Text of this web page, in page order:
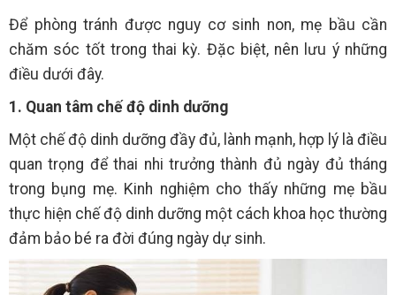
Để phòng tránh được nguy cơ sinh non, mẹ bầu cần
chăm sóc tốt trong thai kỳ. Đặc biệt, nên lưu ý những
điều dưới đây.
1. Quan tâm chế độ dinh dưỡng
Một chế độ dinh dưỡng đầy đủ, lành mạnh, hợp lý là điều
quan trọng để thai nhi trưởng thành đủ ngày đủ tháng
trong bụng mẹ. Kinh nghiệm cho thấy những mẹ bầu
thực hiện chế độ dinh dưỡng một cách khoa học thường
đảm bảo bé ra đời đúng ngày dự sinh.